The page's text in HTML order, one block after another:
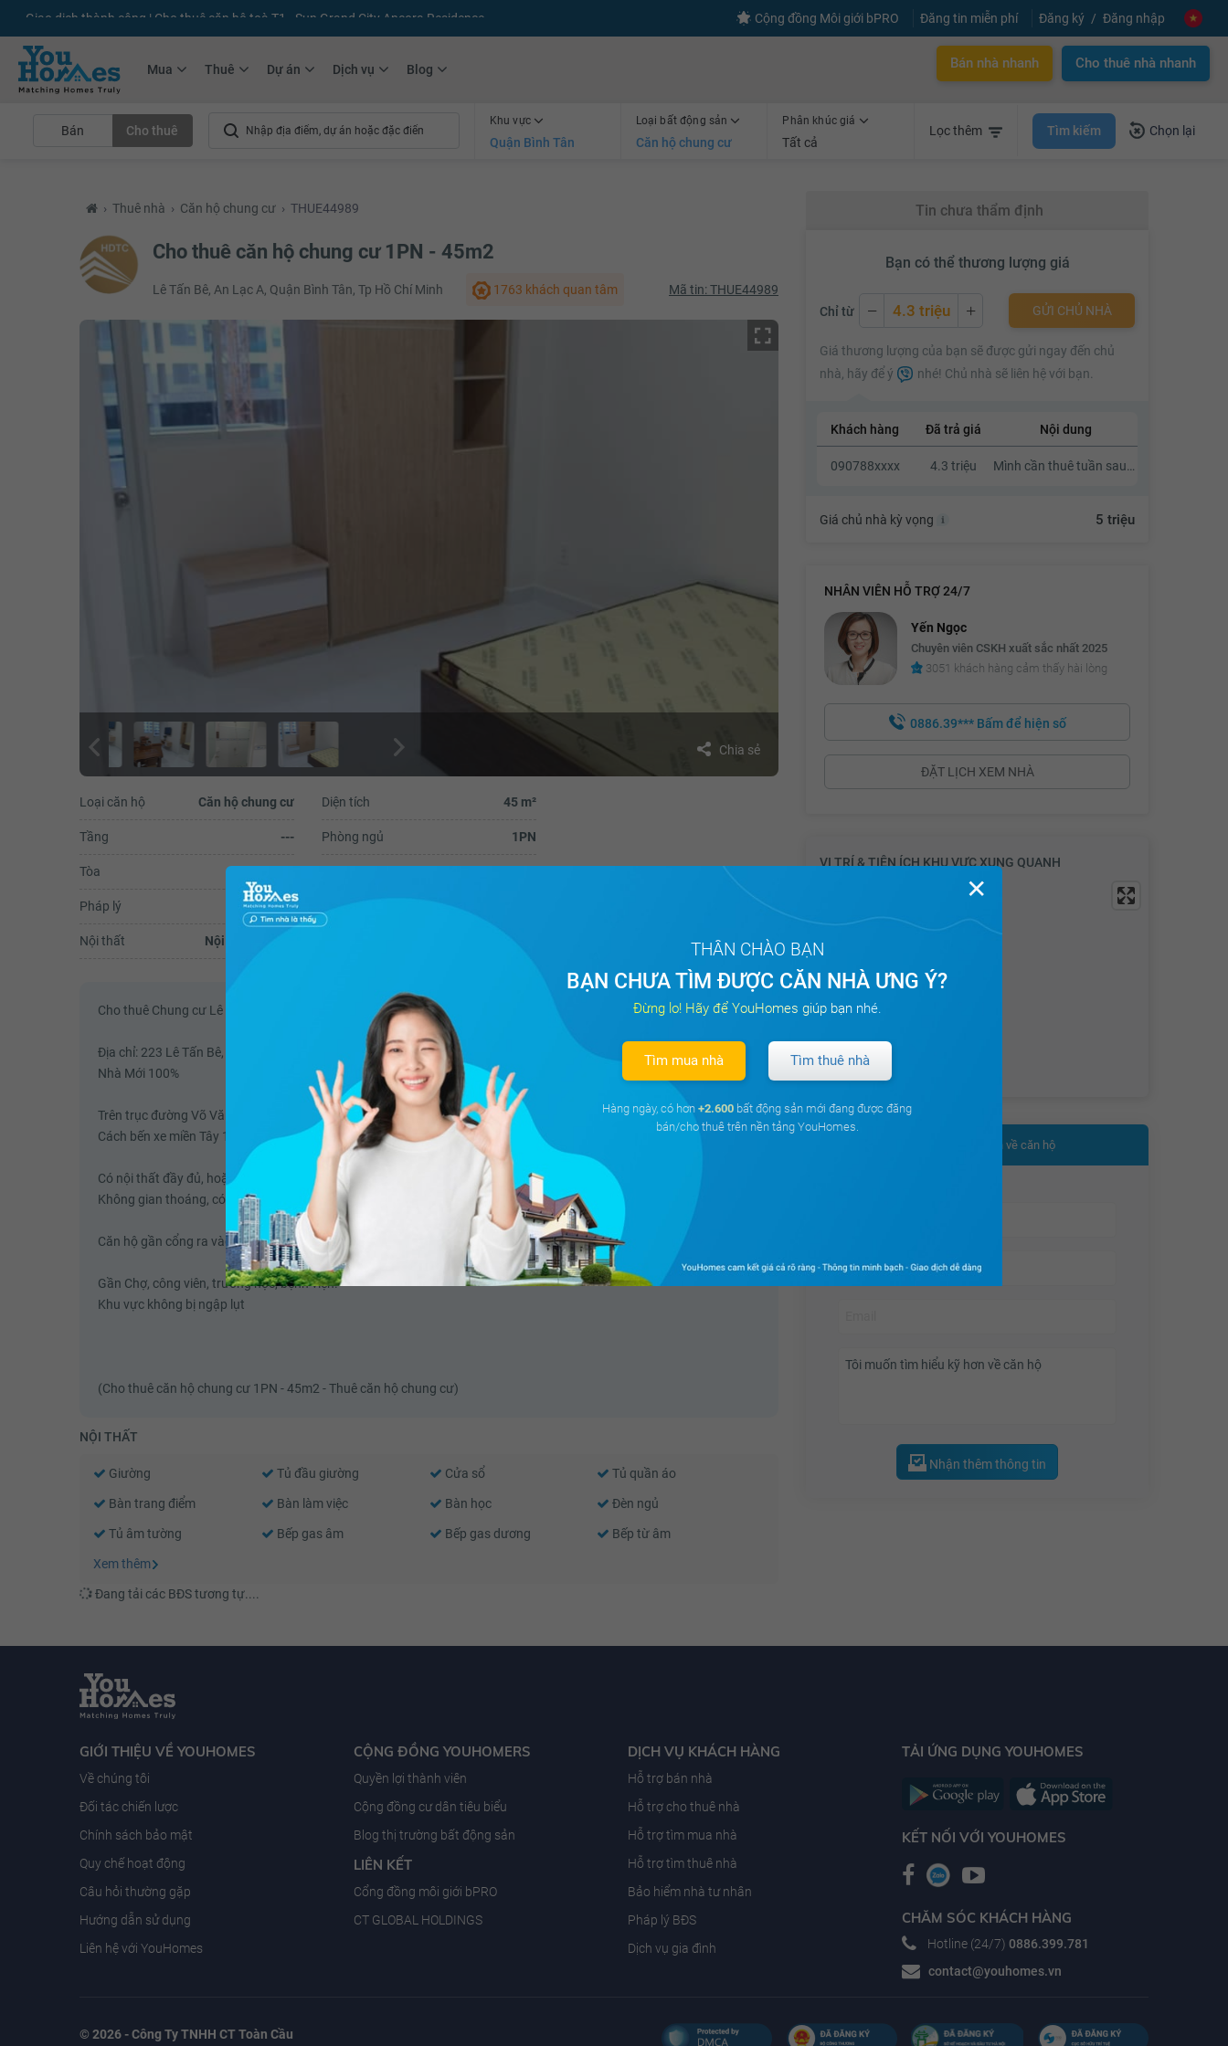
+75.000Tin đăng mới hàng tháng +10.000Thành viên Youhomers +600Kết nối thành công Cộng đồng Môi giới bPRO Đăng tin miễn phí Đăng ký Đăng nhập
Mua Thuê Dự án Dịch vụ Blog Bán nhà nhanh Cho thuê nhà nhanh
Bán Cho thuê
Khu vực
Quận Bình Tân
Loại bất động sản
Căn hộ chung cư
Phân khúc giá
Tất cả
Lọc thêm Tìm kiếm Chọn lại
› Thuê nhà › Căn hộ chung cư › THUE44989
Cho thuê căn hộ chung cư 1PN - 45m2
Lê Tấn Bê, An Lạc A, Quận Bình Tân, Tp Hồ Chí Minh 1763 khách quan tâm Mã tin: THUE44989
Chia sẻ
Loại căn hộ Căn hộ chung cư
Tầng ---
Tòa
Pháp lý
Nội thất Nội thất đầy đủ
Diện tích 45 m²
Phòng ngủ 1PN
Cho thuê Chung cư Lê Thành full nội thất, bao ở.
Địa chỉ: 223 Lê Tấn Bê, An Lạc, Bình Tân
Nhà Mới 100%
Trên trục đường Võ Văn Kiệt đi lại dễ dàng các khu vực.
Cách bến xe miền Tây 1km.
Có nội thất đầy đủ, hoặc không có tùy lựa chọn.
Không gian thoáng, có ban công.
Căn hộ gần cổng ra vào khu dân cư nên thuận tiện việc đi lại, giao hàng buôn bán.
Gần Chợ, công viên, trường học, bệnh viện.
Khu vực không bị ngập lụt
(Cho thuê căn hộ chung cư 1PN - 45m2 - Thuê căn hộ chung cư)
NỘI THẤT
Giường Tủ đầu giường Cửa sổ Tủ quần áo
Bàn trang điểm Bàn làm việc Bàn học Đèn ngủ
Tủ âm tường Bếp gas âm Bếp gas dương Bếp từ âm
Xem thêm
Đang tải các BĐS tương tự....
Tin chưa thẩm định
Bạn có thể thương lượng giá
Chỉ từ 4.3 triệu
4.3 triệu
4.4 triệu
4.6 triệu
4.7 triệu
GỬI CHỦ NHÀ
Giá thương lượng của bạn sẽ được gửi ngay đến chủ
nhà, hãy để ý
nhé! Chủ nhà sẽ liên hệ với bạn.
Khách hàng Đã trả giá Nội dung
090788xxxx 4.3 triệu Mình cần thuê tuần sau vô ở
Giá chủ nhà kỳ vọng 5 triệu
NHÂN VIÊN HỖ TRỢ 24/7
Yến Ngọc
Chuyên viên CSKH xuất sắc nhất 2025
3051 khách hàng cảm thấy hài lòng
0886.39*** Bấm để hiện số
ĐẶT LỊCH XEM NHÀ
VỊ TRÍ & TIỆN ÍCH KHU VỰC XUNG QUANH
Nhận thêm thông tin về căn hộ
Nhận thêm thông tin
GIỚI THIỆU VỀ YOUHOMES
Về chúng tôi
Đối tác chiến lược
Chính sách bảo mật
Quy chế hoạt động
Câu hỏi thường gặp
Hướng dẫn sử dụng
Liên hệ với YouHomes
CỘNG ĐỒNG YOUHOMERS
Quyền lợi thành viên
Cộng đồng cư dân tiêu biểu
Blog thị trường bất động sản
LIÊN KẾT
Cổng đồng môi giới bPRO
CT GLOBAL HOLDINGS
DỊCH VỤ KHÁCH HÀNG
Hỗ trợ bán nhà
Hỗ trợ cho thuê nhà
Hỗ trợ tìm mua nhà
Hỗ trợ tìm thuê nhà
Bảo hiểm nhà tư nhân
Pháp lý BĐS
Dịch vụ gia đình
TẢI ỨNG DỤNG YOUHOMES
KẾT NỐI VỚI YOUHOMES
CHĂM SÓC KHÁCH HÀNG
Hotline (24/7) 0886.399.781
contact@youhomes.vn
© 2026 - Công Ty TNHH CT Toàn Cầu
✕
THÂN CHÀO BẠN
BẠN CHƯA TÌM ĐƯỢC CĂN NHÀ ƯNG Ý?
Đừng lo! Hãy để YouHomes giúp bạn nhé.
Tìm mua nhà Tìm thuê nhà
Hàng ngày, có hơn +2.600 bất động sản mới đang được đăng
bán/cho thuê trên nền tảng YouHomes.